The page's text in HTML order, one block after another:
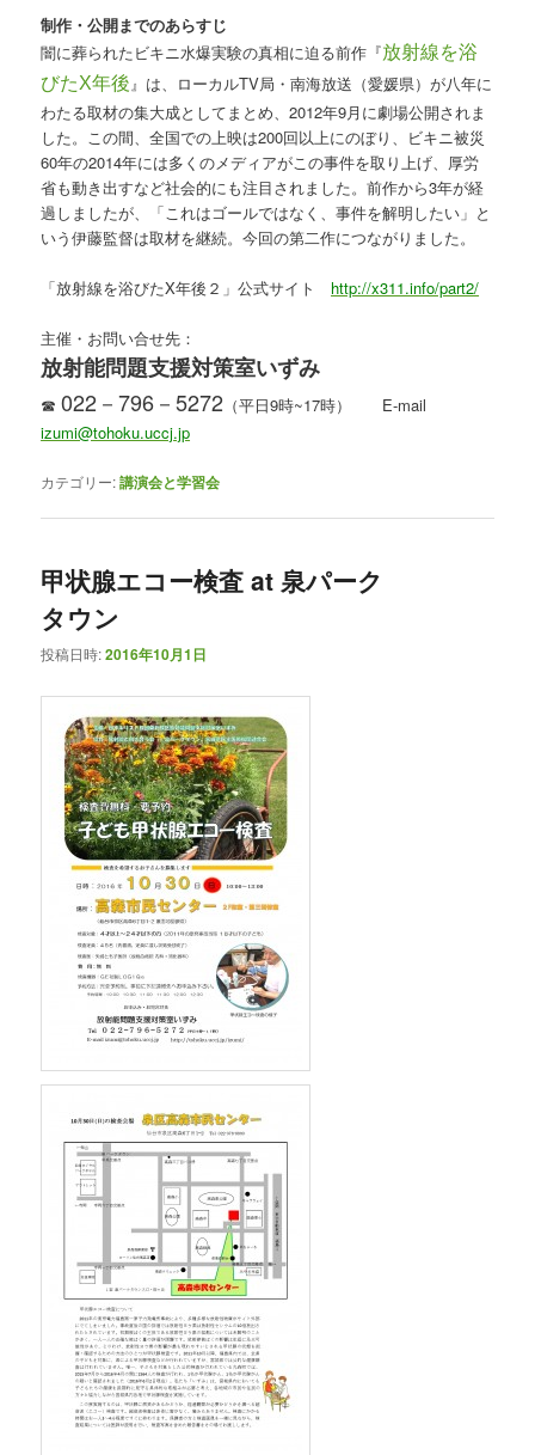
制作・公開までのあらすじ
闇に葬られたビキニ水爆実験の真相に迫る前作『放射線を浴
びたX年後』は、ローカルTV局・南海放送（愛媛県）が八年に
わたる取材の集大成としてまとめ、2012年9月に劇場公開されま
した。この間、全国での上映は200回以上にのぼり、ビキニ被災
60年の2014年には多くのメディアがこの事件を取り上げ、厚労
省も動き出すなど社会的にも注目されました。前作から3年が経
過しましたが、「これはゴールではなく、事件を解明したい」と
いう伊藤監督は取材を継続。今回の第二作につながりました。
「放射線を浴びたX年後２」公式サイト http://x311.info/part2/
主催・お問い合せ先：
放射能問題支援対策室いずみ
☎022－796－5272 （平日9時~17時） E-mail
izumi@tohoku.uccj.jp
カテゴリー:講演会と学習会
甲状腺エコー検査 at 泉パーク
タウン
投稿日時:2016年10月1日